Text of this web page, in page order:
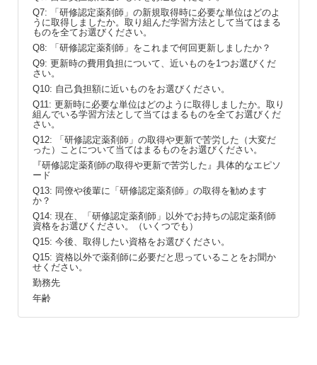
Q7: 「研修認定薬剤師」の新規取得時に必要な単位はどのよ
うに取得しましたか。取り組んだ学習方法として当てはまる
ものを全てお選びください。
Q8: 「研修認定薬剤師」をこれまで何回更新しましたか？
Q9: 更新時の費用負担について、近いものを1つお選びくだ
さい。
Q10: 自己負担額に近いものをお選びください。
Q11: 更新時に必要な単位はどのように取得しましたか。取り
組んでいる学習方法として当てはまるものを全てお選びくだ
さい。
Q12: 「研修認定薬剤師」の取得や更新で苦労した（大変だ
った）ことについて当てはまるものをお選びください。
『研修認定薬剤師の取得や更新で苦労した』具体的なエピソ
ード
Q13: 同僚や後輩に「研修認定薬剤師」の取得を勧めます
か？
Q14: 現在、「研修認定薬剤師」以外でお持ちの認定薬剤師
資格をお選びください。（いくつでも）
Q15: 今後、取得したい資格をお選びください。
Q15: 資格以外で薬剤師に必要だと思っていることをお聞か
せください。
勤務先
年齢